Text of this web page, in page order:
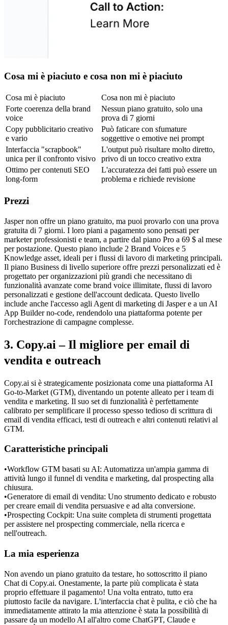
Cosa mi è piaciuto e cosa non mi è piaciuto
Cosa mi è piaciuto
Cosa non mi è piaciuto
Forte coerenza della brand
voice
Nessun piano gratuito, solo una
prova di 7 giorni
Copy pubblicitario creativo
e vario
Può faticare con sfumature
soggettive o emotive nei prompt
Interfaccia "scrapbook"
unica per il confronto visivo
L'output può risultare molto diretto,
privo di un tocco creativo extra
Ottimo per contenuti SEO
long-form
L'accuratezza dei fatti può essere un
problema e richiede revisione
Prezzi
Jasper non offre un piano gratuito, ma puoi provarlo con una prova
gratuita di 7 giorni. I loro piani a pagamento sono pensati per
marketer professionisti e team, a partire dal piano Pro a 69 $ al mese
per postazione. Questo piano include 2 Brand Voices e 5
Knowledge asset, ideali per i flussi di lavoro di marketing principali.
Il piano Business di livello superiore offre prezzi personalizzati ed è
progettato per organizzazioni più grandi che necessitano di
funzionalità avanzate come brand voice illimitate, flussi di lavoro
personalizzati e gestione dell'account dedicata. Questo livello
include anche l'accesso agli Agent di marketing di Jasper e a un AI
App Builder no-code, rendendolo una piattaforma potente per
l'orchestrazione di campagne complesse.
3. Copy.ai – Il migliore per email di
vendita e outreach
Copy.ai si è strategicamente posizionata come una piattaforma AI
Go-to-Market (GTM), diventando un potente alleato per i team di
vendita e marketing. Il suo set di funzionalità è perfettamente
calibrato per semplificare il processo spesso tedioso di scrittura di
email di vendita efficaci, testi di outreach e altri contenuti relativi al
GTM.
Caratteristiche principali
•Workflow GTM basati su AI: Automatizza un'ampia gamma di
attività lungo il funnel di vendita e marketing, dal prospecting alla
chiusura.
•Generatore di email di vendita: Uno strumento dedicato e robusto
per creare email di vendita persuasive e ad alta conversione.
•Prospecting Cockpit: Una suite completa di strumenti progettata
per assistere nel prospecting commerciale, nella ricerca e
nell'outreach.
La mia esperienza
Non avendo un piano gratuito da testare, ho sottoscritto il piano
Chat di Copy.ai. Onestamente, la parte più complicata è stata
proprio effettuare il pagamento! Una volta entrato, tutto era
piuttosto facile da navigare. L'interfaccia chat è pulita, e ciò che ha
immediatamente attirato la mia attenzione è stata la possibilità di
passare da un modello AI all'altro come ChatGPT, Claude e